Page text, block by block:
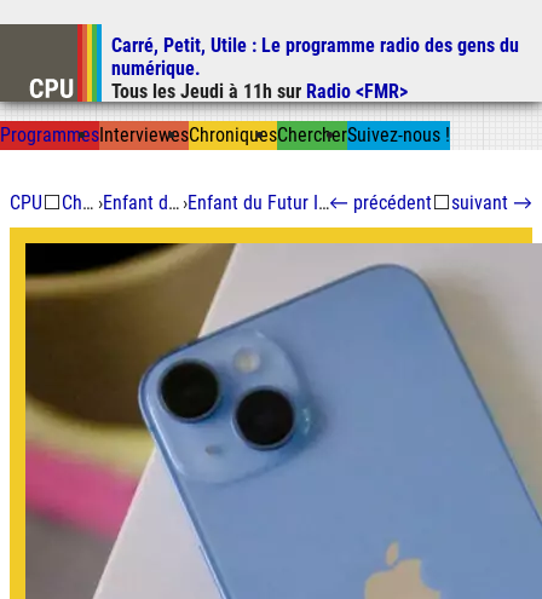
Aller au contenu
Aller à la recherche
Carré, Petit, Utile : Le programme radio des gens du
numérique.
Tous les Jeudi à 11h sur Radio <FMR>
ProgrammesInterviewesChroniquesChercherSuivez-nous !
CPU⬜ Chroniques › Enfant du futur immédiat › Enfant du Futur Immédiat : Y'a-t-il un pépin ?← précédent⬜suivant →